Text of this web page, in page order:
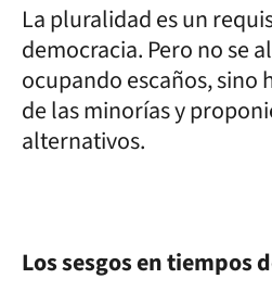
La pluralidad es un
democracia. Pero no se
ocupando escaños, sino
de las minorías y
alternativos.
Los sesgos en tiempos